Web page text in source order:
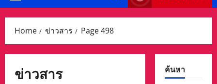
Home ข่าวสาร Page 498
ข่าวสาร ค้นหา